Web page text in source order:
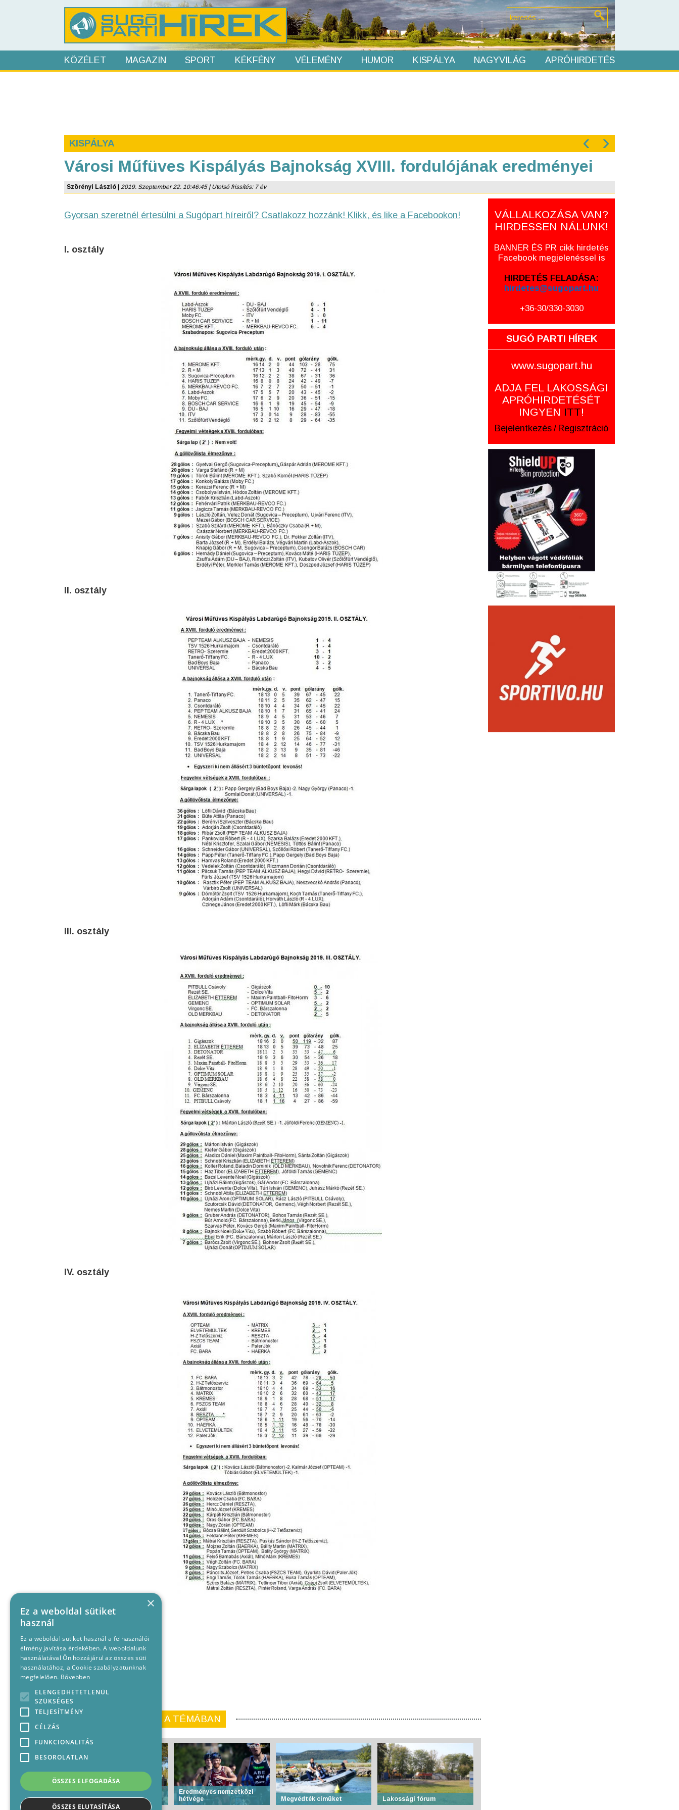
KÖZÉLET MAGAZIN SPORT KÉKFÉNY VÉLEMÉNY HUMOR KISPÁLYA NAGYVILÁG APRÓHIRDETÉS
KISPÁLYA ‹ ›
Városi Műfüves Kispályás Bajnokság XVIII. fordulójának eredményei
Szörényi László 2019. Szeptember 22. 10:46:45 | Utolsó frissítés: 7 év
Gyorsan szeretnél értesülni a Sugópart híreiről? Csatlakozz hozzánk! Klikk, és like a Facebookon!
I. osztály
II. osztály
III. osztály
IV. osztály
KORÁBBI CIKKEINK A TÉMÁBAN
Lezárt vizsgálat: alkalmi
lopás a temetőben
Eredményes nemzetközi
hétvége
Megvédték címüket Lakossági fórum
VÁLLALKOZÁSA VAN?
HIRDESSEN NÁLUNK!
BANNER ÉS PR cikk hirdetés
Facebook megjelenéssel is
HIRDETÉS FELADÁSA:
hirdetes@sugopart.hu
+36-30/330-3030
SUGÓ PARTI HÍREK
www.sugopart.hu
ADJA FEL LAKOSSÁGI
APRÓHIRDETÉSÉT
INGYEN ITT!
Bejelentkezés / Regisztráció
×
Ez a weboldal sütiket
használ
Ez a weboldal sütiket használ a felhasználói
élmény javítása érdekében. A weboldalunk
használatával Ön hozzájárul az összes süti
használatához, a Cookie szabályzatunknak
megfelelően. Bővebben
ELENGEDHETETLENÜL
SZÜKSÉGES
TELJESÍTMÉNY
CÉLZÁS
FUNKCIONALITÁS
BESOROLATLAN
ÖSSZES ELFOGADÁSA
ÖSSZES ELUTASÍTÁSA